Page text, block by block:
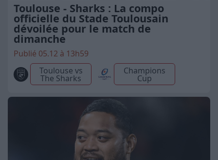
Toulouse - Sharks : La compo
officielle du Stade Toulousain
dévoilée pour le match de
dimanche
Publié 05.12 à 13h59
Toulouse vs
The Sharks
Champions
Cup